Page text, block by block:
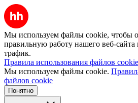
Мы используем файлы cookie, чтобы
правильную работу нашего веб-сайта
трафик.
Правила использования файлов cookie
Мы используем файлы cookie.
файлов cookie
Понятно